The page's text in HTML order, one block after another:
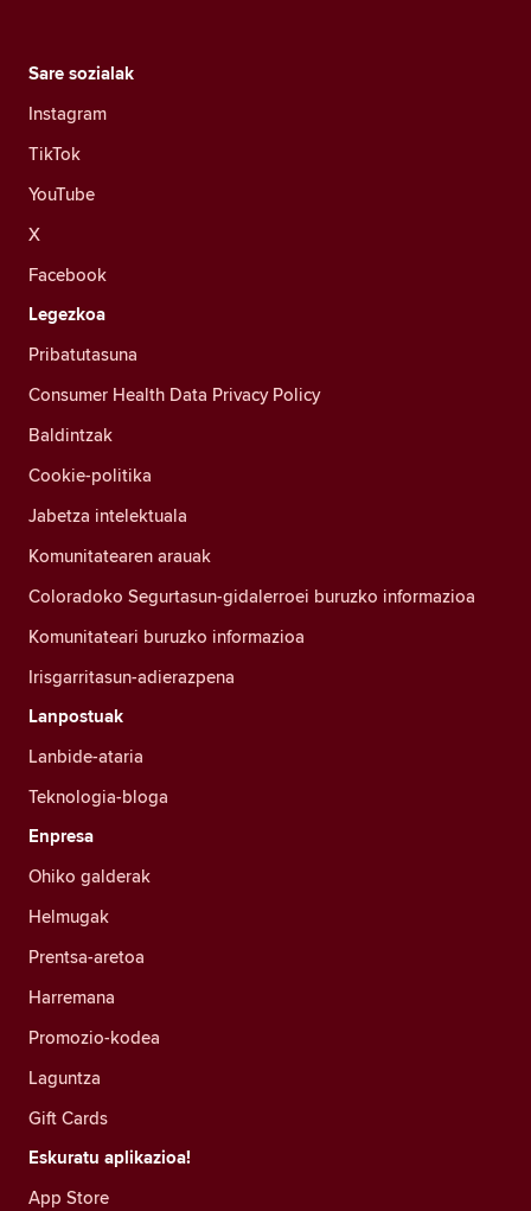
Sare sozialak
Instagram
TikTok
YouTube
X
Facebook
Legezkoa
Pribatutasuna
Consumer Health Data Privacy Policy
Baldintzak
Cookie-politika
Jabetza intelektuala
Komunitatearen arauak
Coloradoko Segurtasun-gidalerroei buruzko informazioa
Komunitateari buruzko informazioa
Irisgarritasun-adierazpena
Lanpostuak
Lanbide-ataria
Teknologia-bloga
Enpresa
Ohiko galderak
Helmugak
Prentsa-aretoa
Harremana
Promozio-kodea
Laguntza
Gift Cards
Eskuratu aplikazioa!
App Store